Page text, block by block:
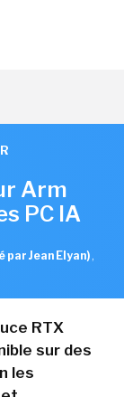
Arm
PC IA
Jean Elyan) ,
RTX
sur des
les